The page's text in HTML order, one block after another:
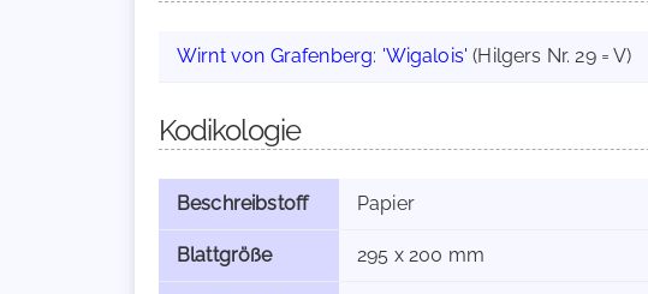
Wirnt von Grafenberg: 'Wigalois' (Hilgers Nr. 29 = V)
Kodikologie
Beschreibstoff Papier
Blattgröße 295 x 200 mm